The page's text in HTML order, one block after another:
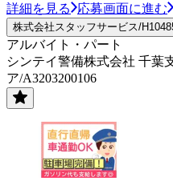
詳細を見る 応募画面に進む
株式会社スタッフサービス/
アルバイト・パート
シンテイ警備株式会社 千葉
ア/A3203200106